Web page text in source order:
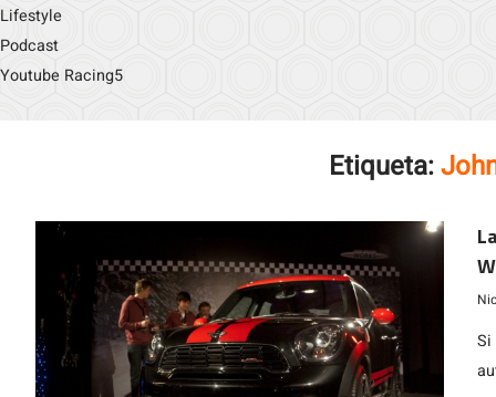
Lifestyle
Podcast
Youtube Racing5
Etiqueta:
Si